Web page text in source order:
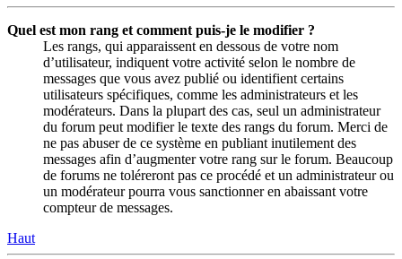
Quel est mon rang et comment puis-je le modifier ?
Les rangs, qui apparaissent en dessous de votre nom
d’utilisateur, indiquent votre activité selon le nombre de
messages que vous avez publié ou identifient certains
utilisateurs spécifiques, comme les administrateurs et les
modérateurs. Dans la plupart des cas, seul un administrateur
du forum peut modifier le texte des rangs du forum. Merci de
ne pas abuser de ce système en publiant inutilement des
messages afin d’augmenter votre rang sur le forum. Beaucoup
de forums ne toléreront pas ce procédé et un administrateur ou
un modérateur pourra vous sanctionner en abaissant votre
compteur de messages.
Haut